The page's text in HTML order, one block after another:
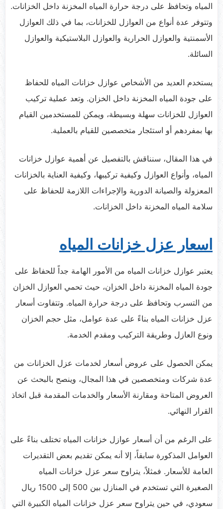
المياه وتحافظ على درجة حرارة المياه المخزنة داخل الخزانات.
وتتوفر عدة أنواع من العوازل للخزانات، بما في ذلك العوازل
الأسمنتية والعوازل الحرارية والعوازل البلاستيكية والعوازل
السائلة.
يستخدم العديد من الأشخاص عوازل خزانات المياه للحفاظ
على جودة المياه المخزنة داخل الخزان. وتعد عملية تركيب
العوازل للخزانات سهلة وبسيطة، ويمكن للمستخدمين القيام
بها بمفردهم أو استئجار متخصصين للقيام بالعملية.
في هذا المقال، سنناقش بالتفصيل عن أهمية عوازل خزانات
المياه، وأنواع العوازل وكيفية تركيبها، وكيفية العناية بالخزانات
المعزولة والصيانة الدورية والإجراءات اللازمة للحفاظ على
سلامة المياه المخزنة داخل الخزانات.
اسعار عزل خزانات المياه
يعتبر عوازل خزانات المياه من الأمور الهامة جداً للحفاظ على
جودة المياه المخزنة داخل الخزان، حيث تحمي العوازل الخزان
من التسرب وتحافظ على درجة حرارة المياه. وتتفاوت أسعار
عزل خزانات المياه بناءً على عدة عوامل، مثل حجم الخزان
ونوع العازل وطريقة التركيب ومقدم الخدمة.
يمكن الحصول على عروض أسعار لخدمات عزل الخزانات من
عدة شركات ومتخصصين في هذا المجال، وينصح بالبحث عن
العروض المتاحة ومقارنة الأسعار والخدمات المقدمة قبل اتخاذ
القرار النهائي.
على الرغم من أن أسعار عوازل خزانات المياه تختلف بناءً على
العوامل المذكورة سابقاً، إلا أنه يمكن تقديم بعض التقديرات
العامة للأسعار. فمثلاً، يتراوح سعر عزل خزانات المياه
الصغيرة التي تستخدم في المنازل بين 500 إلى 1500 ريال
سعودي، في حين يتراوح سعر عزل خزانات المياه الكبيرة التي